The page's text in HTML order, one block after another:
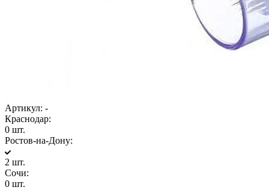
Артикул: -
Краснодар:
0 шт.
Ростов-на-Дону:
2 шт.
Сочи:
0 шт.